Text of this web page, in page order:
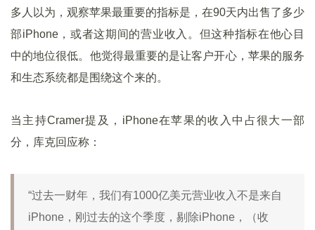
多人以为，观察苹果最重要的指标是，在90天内出售了多少
部iPhone，或者这期间的营业收入。但这种指标在他心目
中的地位很低。他觉得最重要的是让客户开心，苹果的服务
和生态系统都是围绕这个来的。
当主持Cramer提及，iPhone在苹果的收入中占很大一部
分，库克回应称：
“过去一财年，我们有1000亿美元营业收入不是来自
iPhone，刚过去的这个季度，剔除iPhone，（收